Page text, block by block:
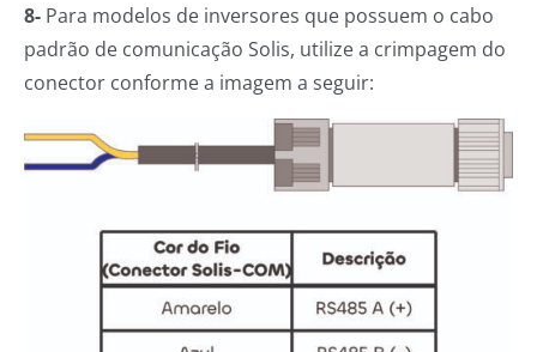
8- Para modelos de inversores que possuem o cabo
padrão de comunicação Solis, utilize a crimpagem do
conector conforme a imagem a seguir: